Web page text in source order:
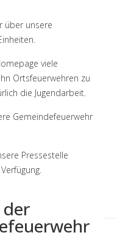
über unsere
viele
Ortsfeuerwehren zu
die Jugendarbeit.
Gemeindefeuerwehr
Pressestelle